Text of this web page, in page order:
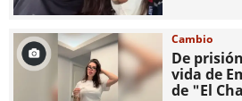
Cambio
De
vida de
de "El